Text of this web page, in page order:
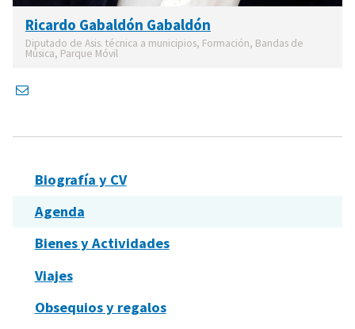
Ricardo Gabaldón Gabaldón
Diputado de Asis. técnica a municipios, Formación, Bandas de
Música, Parque Móvil
Biografía y CV
Agenda
Bienes y Actividades
Viajes
Obsequios y regalos